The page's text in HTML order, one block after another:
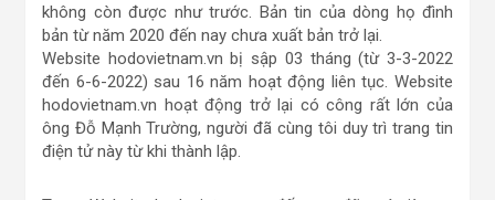
không còn được như trước. Bản tin của dòng họ đình
bản từ năm 2020 đến nay chưa xuất bản trở lại.
Website hodovietnam.vn bị sập 03 tháng (từ 3-3-2022
đến 6-6-2022) sau 16 năm hoạt động liên tục. Website
hodovietnam.vn hoạt động trở lại có công rất lớn của
ông Đỗ Mạnh Trường, người đã cùng tôi duy trì trang tin
điện tử này từ khi thành lập.